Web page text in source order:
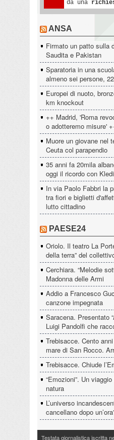
ANSA
Firmato un patto sulla
Saudita e Pakistan
Sparatoria in una
almeno sei persone,
Europei di nuoto,
km knockout
++ Madrid, 'Roma
o adotteremo misure'
Muore un giovane nel
Ceuta col parapendio
35 anni fa 20mila
oggi il ricordo con
In via Paolo Fabbri la
tra fiori e biglietti
lutto cittadino
PAESE24
Oriolo. Il teatro La
della terra” del
Cerchiara. “Melodie
Madonna delle Armi
Addio a Francesco
canzone impegnata
Saracena. Presentato
Luigi Pandolfi che
Trebisacce. Cento
mare di San Rocco.
Trebisacce. Chiude
“Emozioni”. Un
natura
L’universo
cancellano dopo
Testata giornalistica iscritta